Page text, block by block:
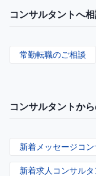
コンサルタントへ
常勤転職のご相談
コンサルタントか
新着メッセージコン
新着求人コンサルタ